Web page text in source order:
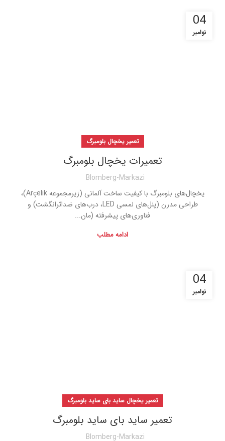
04
نوامبر
تعمیر یخچال بلومبرگ
تعمیرات یخچال بلومبرگ
Blomberg-Markazi
یخچال‌های بلومبرگ با کیفیت ساخت آلمانی (زیرمجموعه Arçelik)،
طراحی مدرن (پنل‌های لمسی LED، درب‌های ضداثرانگشت) و
فناوری‌های پیشرفته (مان...
ادامه مطلب
04
نوامبر
تعمیر یخچال ساید بای ساید بلومبرگ
تعمیر ساید بای ساید بلومبرگ
Blomberg-Markazi